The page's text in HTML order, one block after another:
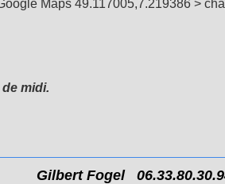
Maps 49.117005,7.219386 >
midi.
Gilbert Fogel